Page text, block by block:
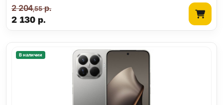
2 130 р.
2 204,55р.
В наличии